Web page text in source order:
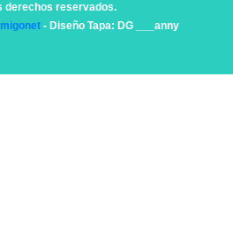
derechos reservados.
- Diseño Tapa: DG ___anny